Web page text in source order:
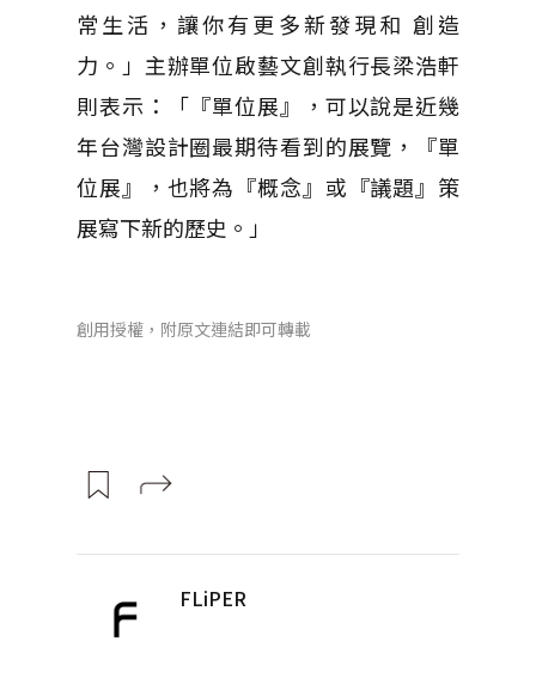
常生活，讓你有更多新發現和 創造
力。」主辦單位啟藝文創執行長梁浩軒
則表示：「『單位展』，可以說是近幾
年台灣設計圈最期待看到的展覽，『單
位展』，也將為『概念』或『議題』策
展寫下新的歷史。」
創用授權，附原文連結即可轉載
FLiPER